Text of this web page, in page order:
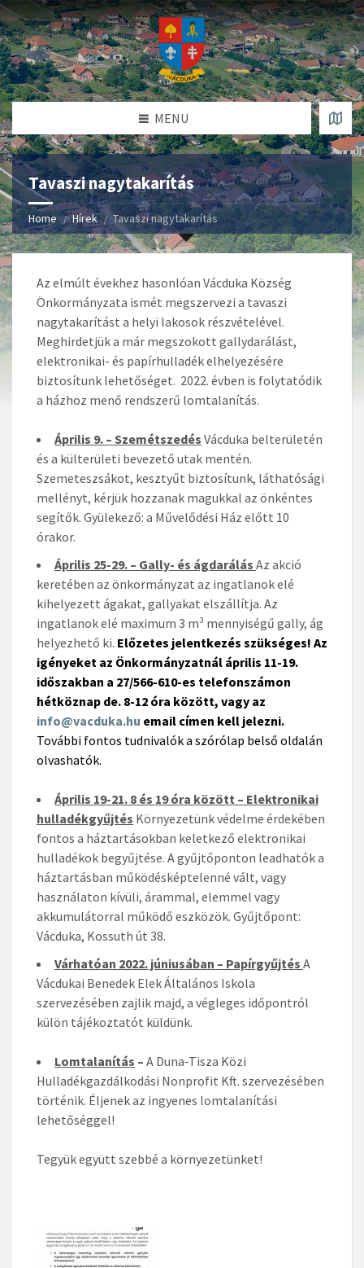
MENU
Tavaszi nagytakarítás
Home Hírek Tavaszi nagytakarítás
Az elmúlt évekhez hasonlóan Vácduka Község
Önkormányzata ismét megszervezi a tavaszi
nagytakarítást a helyi lakosok részvételével.
Meghirdetjük a már megszokott gallydarálást,
elektronikai- és papírhulladék elhelyezésére
biztosítunk lehetőséget. 2022. évben is folytatódik
a házhoz menő rendszerű lomtalanítás.
Április 9. – Szemétszedés Vácduka belterületén
és a külterületi bevezető utak mentén.
Szemeteszsákot, kesztyűt biztosítunk, láthatósági
mellényt, kérjük hozzanak magukkal az önkéntes
segítők. Gyülekező: a Művelődési Ház előtt 10
órakor.
Április 25-29. – Gally- és ágdarálás Az akció
keretében az önkormányzat az ingatlanok elé
kihelyezett ágakat, gallyakat elszállítja. Az
ingatlanok elé maximum 3 m³ mennyiségű gally, ág
helyezhető ki. Előzetes jelentkezés szükséges! Az
igényeket az Önkormányzatnál április 11-19.
időszakban a 27/566-610-es telefonszámon
hétköznap de. 8-12 óra között, vagy az
info@vacduka.hu email címen kell jelezni.
További fontos tudnivalók a szórólap belső oldalán
olvashatók.
Április 19-21. 8 és 19 óra között – Elektronikai
hulladékgyűjtés Környezetünk védelme érdekében
fontos a háztartásokban keletkező elektronikai
hulladékok begyűjtése. A gyűjtőponton leadhatók a
háztartásban működésképtelenné vált, vagy
használaton kívüli, árammal, elemmel vagy
akkumulátorral működő eszközök. Gyűjtőpont:
Vácduka, Kossuth út 38.
Várhatóan 2022. júniusában – Papírgyűjtés A
Vácdukai Benedek Elek Általános Iskola
szervezésében zajlik majd, a végleges időpontról
külön tájékoztatót küldünk.
Lomtalanítás – A Duna-Tisza Közi
Hulladékgazdálkodási Nonprofit Kft. szervezésében
történik. Éljenek az ingyenes lomtalanítási
lehetőséggel!
Tegyük együtt szebbé a környezetünket!